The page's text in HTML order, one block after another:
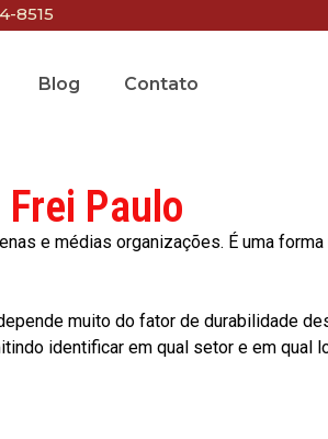
8515
Blog Contato
Paulo
e médias organizações. É uma
muito do fator de durabilidade
identificar em qual setor e em qual